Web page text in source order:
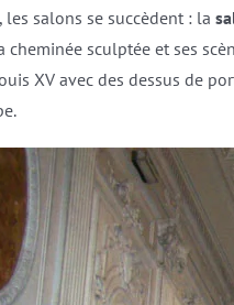
les salons se succèdent : la
cheminée sculptée et ses
XV avec des dessus de